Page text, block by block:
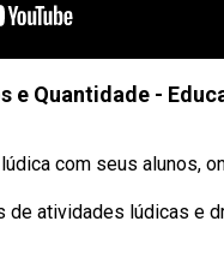
e Quantidade -
com seus alunos,
atividades lúdicas e